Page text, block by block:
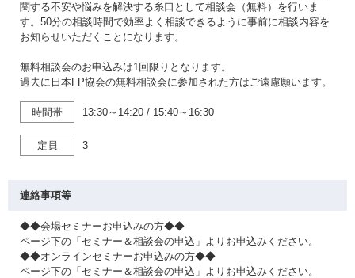
関する不安や悩みを解決する糸口として相談会（無料）を行いま
す。50分の相談時間で効率よく相談できるように事前に相談内容を
お知らせいただくことになります。
無料相談会のお申込みは1回限りとなります。
過去に日本FP協会の無料相談会に参加された方はご遠慮願います。
時間帯 13:30～14:20 / 15:40～16:30
定員 3
連絡事項等
◆◆会場セミナーお申込みの方◆◆
ページ下の「セミナー＆相談会の申込」よりお申込みください。
◆◆オンラインセミナーお申込みの方◆◆
ページ下の「セミナー＆相談会の申込」よりお申込みください。